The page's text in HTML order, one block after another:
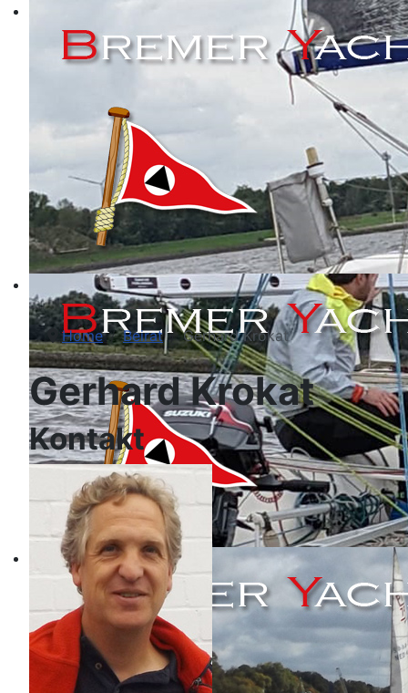
Home Beirat Gerhard Krokat
Gerhard Krokat
Kontakt